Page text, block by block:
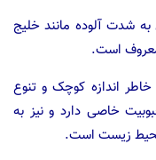
شدت آلوده مانند خلیج
معروف است.
اندازه کوچک و تنوع
خاصی دارد و نیز به
زیست است.